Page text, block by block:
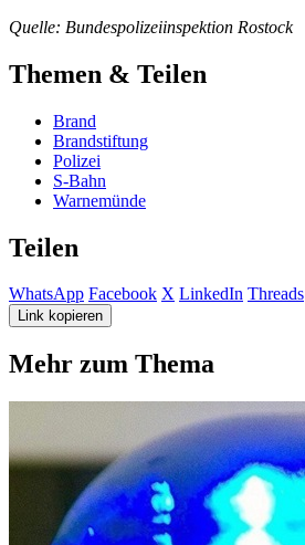
Quelle: Bundespolizeiinspektion Rostock
Themen & Teilen
Brand
Brandstiftung
Polizei
S-Bahn
Warnemünde
Teilen
WhatsApp Facebook X LinkedIn Threads
Link kopieren
Mehr zum Thema